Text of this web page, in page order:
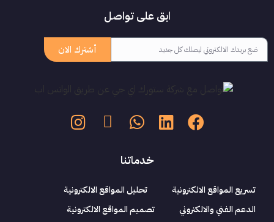
ابق على تواصل
أشترك الان
خدماتنا
تسريع المواقع الالكترونية
تحليل المواقع الالكترونية
الدعم الفني والالكتروني
تصميم المواقع الالكترونية